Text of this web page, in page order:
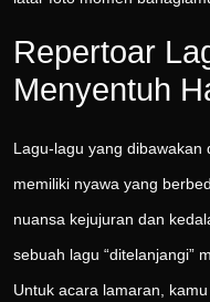
Repertoar
Menyentuh
Lagu-lagu yang dibawakan
memiliki nyawa yang
nuansa kejujuran dan
sebuah lagu “ditelanjangi”
Untuk acara lamaran,